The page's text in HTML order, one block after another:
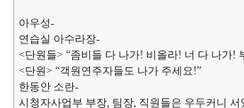
아우성-
연습실 아수라장-
<단원들> “좀비들 다 나가! 비올라! 너 다 나가!
<단원> “객원연주자들도 나가 주세요!”
한동안 소란-
시청자사업부 부장, 팀장, 직원들은 우두커니 서